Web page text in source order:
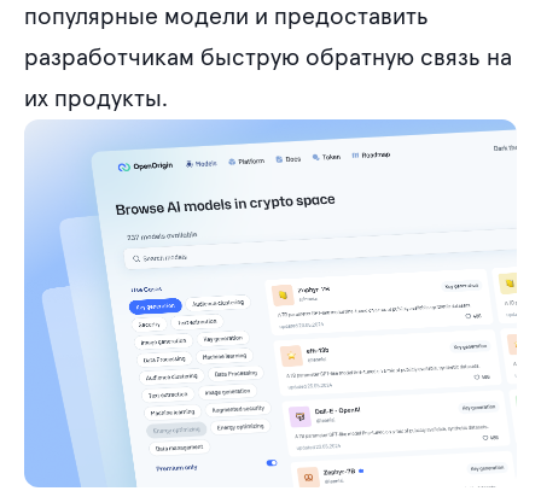
популярные модели и предоставить
разработчикам быструю обратную связь на
их продукты.